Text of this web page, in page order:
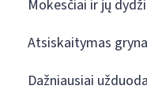
Mokesčiai ir jų
Atsiskaitymas
Dažniausiai